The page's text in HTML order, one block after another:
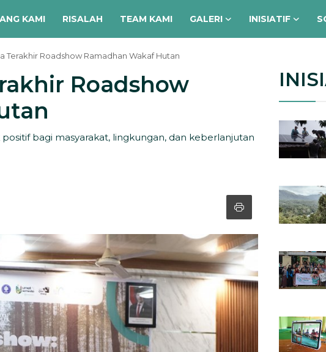
KAMI RISALAH TEAM KAMI GALERI INISIATIF
Terakhir Roadshow Ramadhan Wakaf Hutan
Roadshow
bagi masyarakat, lingkungan, dan keberlanjutan